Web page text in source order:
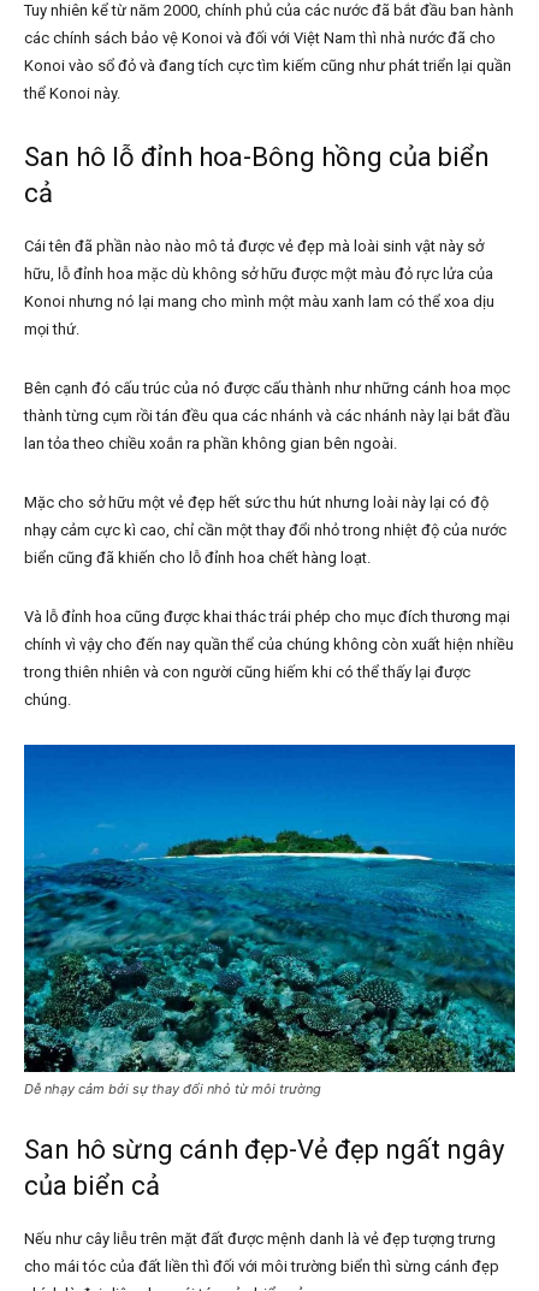
Tuy nhiên kể từ năm 2000, chính phủ của các nước đã bắt đầu ban hành
các chính sách bảo vệ Konoi và đối với Việt Nam thì nhà nước đã cho
Konoi vào sổ đỏ và đang tích cực tìm kiếm cũng như phát triển lại quần
thể Konoi này.
San hô lỗ đỉnh hoa-Bông hồng của biển
cả
Cái tên đã phần nào nào mô tả được vẻ đẹp mà loài sinh vật này sở
hữu, lỗ đỉnh hoa mặc dù không sở hữu được một màu đỏ rực lửa của
Konoi nhưng nó lại mang cho mình một màu xanh lam có thể xoa dịu
mọi thứ.
Bên cạnh đó cấu trúc của nó được cấu thành như những cánh hoa mọc
thành từng cụm rồi tán đều qua các nhánh và các nhánh này lại bắt đầu
lan tỏa theo chiều xoắn ra phần không gian bên ngoài.
Mặc cho sở hữu một vẻ đẹp hết sức thu hút nhưng loài này lại có độ
nhạy cảm cực kì cao, chỉ cần một thay đổi nhỏ trong nhiệt độ của nước
biển cũng đã khiến cho lỗ đỉnh hoa chết hàng loạt.
Và lỗ đỉnh hoa cũng được khai thác trái phép cho mục đích thương mại
chính vì vậy cho đến nay quần thể của chúng không còn xuất hiện nhiều
trong thiên nhiên và con người cũng hiếm khi có thể thấy lại được
chúng.
Dễ nhạy cảm bởi sự thay đổi nhỏ từ môi trường
San hô sừng cánh đẹp-Vẻ đẹp ngất ngây
của biển cả
Nếu như cây liễu trên mặt đất được mệnh danh là vẻ đẹp tượng trưng
cho mái tóc của đất liền thì đối với môi trường biển thì sừng cánh đẹp